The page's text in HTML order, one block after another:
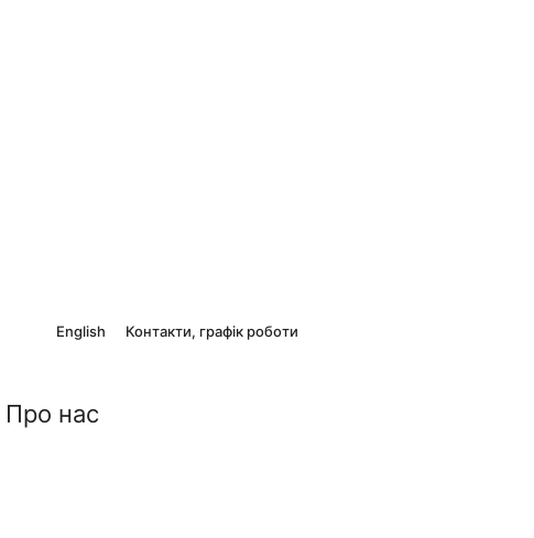
English Контакти, графік роботи
Про нас